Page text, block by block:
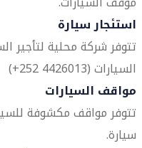
استئجار سيارة
تتوفر شركة محلية لتأجير
السيارات (4426013 252+)
مواقف السيارات
سيارة.